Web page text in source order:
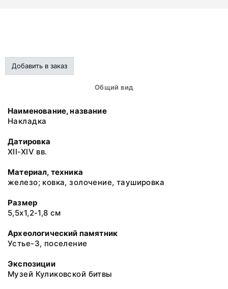
Добавить в заказ
Общий вид
Наименование, название
Накладка
Датировка
XII-XIV вв.
Материал, техника
железо; ковка, золочение, таушировка
Размер
5,5х1,2-1,8 см
Археологический памятник
Устье-3, поселение
Экспозиции
Музей Куликовской битвы